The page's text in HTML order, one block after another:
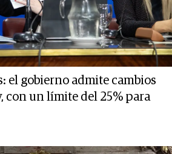
el gobierno admite cambios
con un límite del 25% para